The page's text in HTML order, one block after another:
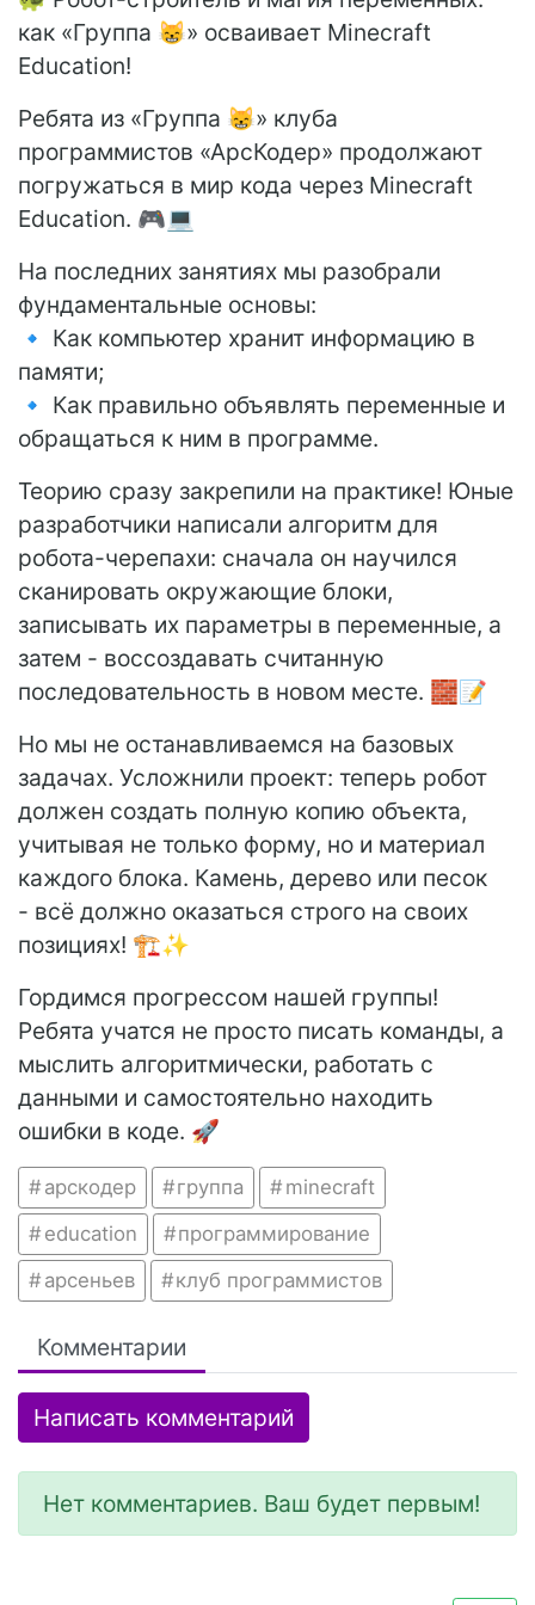
как «Группа 😸» осваивает Minecraft
Education!
Ребята из «Группа 😸» клуба
программистов «АрсКодер» продолжают
погружаться в мир кода через Minecraft
Education. 🎮💻
На последних занятиях мы разобрали
фундаментальные основы:
🔹 Как компьютер хранит информацию в
памяти;
🔹 Как правильно объявлять переменные и
обращаться к ним в программе.
Теорию сразу закрепили на практике! Юные
разработчики написали алгоритм для
робота-черепахи: сначала он научился
сканировать окружающие блоки,
записывать их параметры в переменные, а
затем - воссоздавать считанную
последовательность в новом месте. 🧱📝
Но мы не останавливаемся на базовых
задачах. Усложнили проект: теперь робот
должен создать полную копию объекта,
учитывая не только форму, но и материал
каждого блока. Камень, дерево или песок
- всё должно оказаться строго на своих
позициях! 🏗️✨
Гордимся прогрессом нашей группы!
Ребята учатся не просто писать команды, а
мыслить алгоритмически, работать с
данными и самостоятельно находить
ошибки в коде. 🚀
арскодер группа
minecraft
education
программирование
арсеньев
клуб программистов
Комментарии
Написать комментарий
Нет комментариев. Ваш будет первым!